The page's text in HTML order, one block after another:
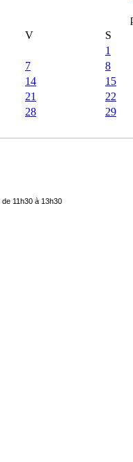
V S
1
7 8
14 15
21 22
28 29
de 11h30 à 13h30